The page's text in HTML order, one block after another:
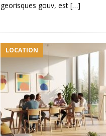
georisques gouv, est […]
LOCATION